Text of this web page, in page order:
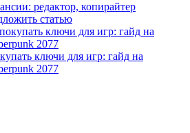
редактор, копирайтер
статью
ключи для игр: гайд на
2077